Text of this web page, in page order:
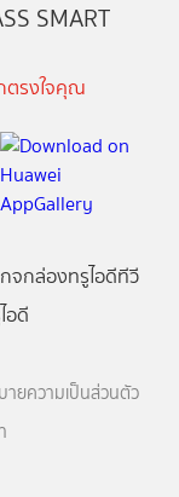
SMART
ตรงใจคุณ
จกล่องทรูไอดีทีวี
อดี
ายความเป็นส่วนตัว